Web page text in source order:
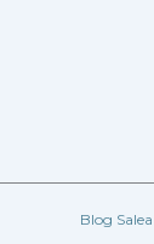
Blog Salea